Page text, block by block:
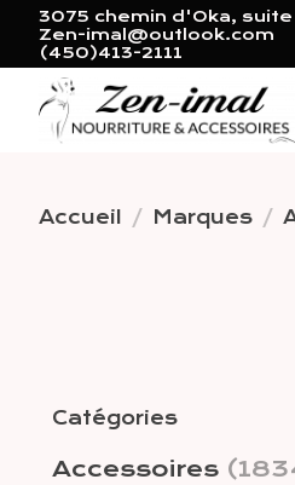
3075 chemin d'Oka, suite
Zen-imal@outlook.com
(450)413-2111
Accueil / Marques /
Catégories
Accessoires